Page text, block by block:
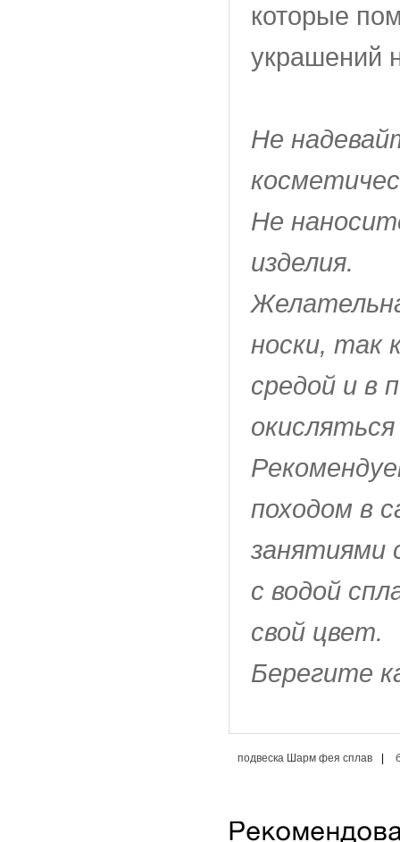
которые
украшений
Не
Не
изделия.
носки, так
средой и в
походом в
занятиями
с водой
свой цвет.
Берегите
подвеска Шарм фея сплав